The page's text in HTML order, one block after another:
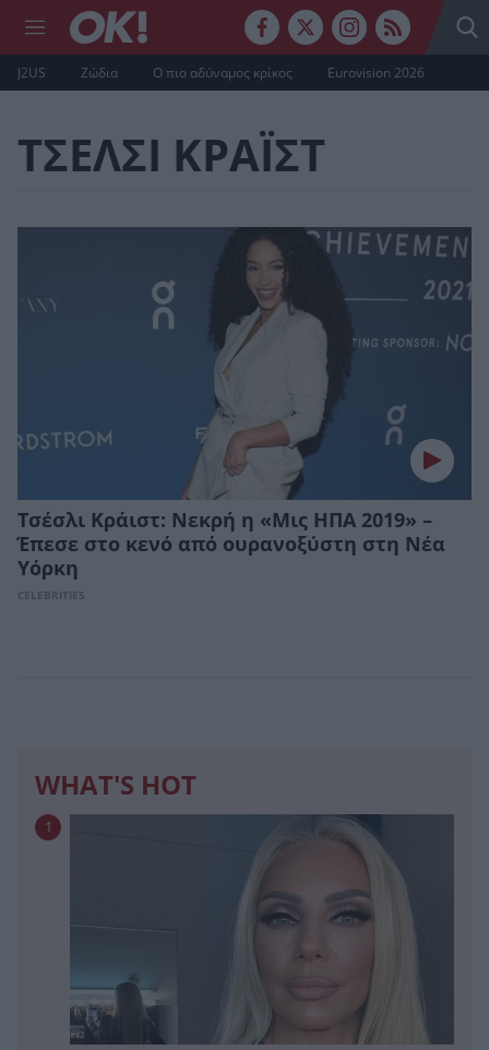
J2US Ζώδια Ο πιο αδύναμος κρίκος Eurovision 2026
ΤΣΕΛΣΙ ΚΡΑΪΣΤ
Τσέσλι Κράιστ: Νεκρή η «Μις ΗΠΑ 2019» –
Έπεσε στο κενό από ουρανοξύστη στη Νέα
Υόρκη
CELEBRITIES
WHAT'S HOT
1